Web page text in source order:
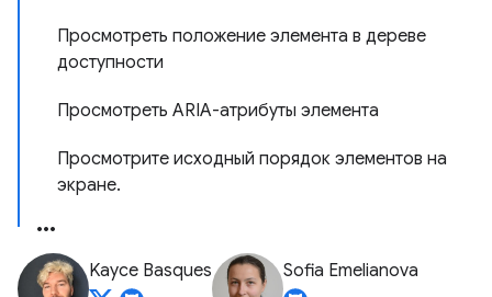
Просмотреть положение элемента в дереве
доступности
Просмотреть ARIA-атрибуты элемента
Просмотрите исходный порядок элементов на
экране.
Kayce Basques Sofia Emelianova